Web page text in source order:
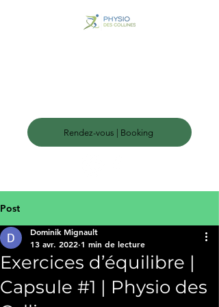
Rendez-vous | Booking
Post
Exercices d’équilibre |
Capsule #1 | Physio des
Dominik Mignault
13 avr. 2022 1 min de lecture